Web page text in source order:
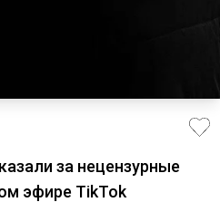
за нецензурные
эфире TikTok